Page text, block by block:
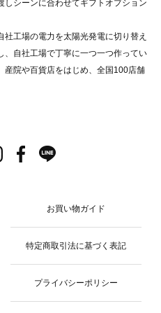
シーンに合わせてギフトオプション
工場の電力を太陽光発電に切り替え
、自社工場で丁寧に一つ一つ作ってい
産院や百貨店をはじめ、全国100店舗
お買い物ガイド
特定商取引法に基づく表記
プライバシーポリシー